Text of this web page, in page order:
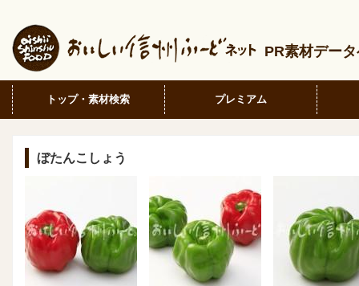
PR素材デー
トップ・素材検索 プレミアム
ぼたんこしょう